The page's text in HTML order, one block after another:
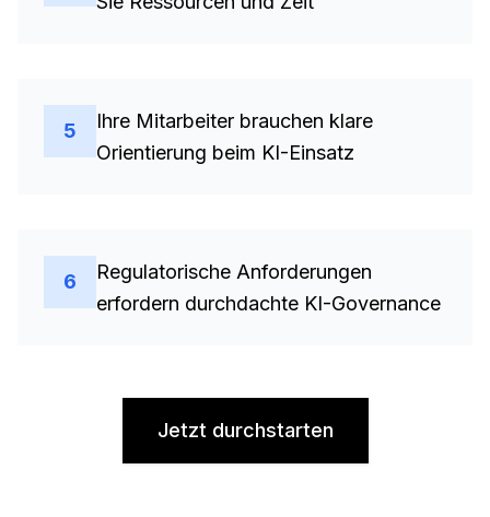
5
Ihre Mitarbeiter brauchen klare
Orientierung beim KI-Einsatz
6
Regulatorische Anforderungen
erfordern durchdachte KI-Governance
Jetzt durchstarten